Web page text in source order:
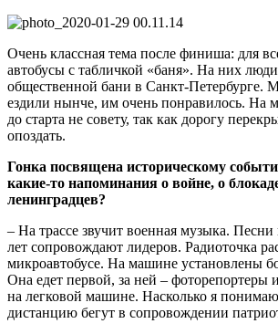
Очень классная тема после финиша: для
автобусы с табличкой «баня». На них
общественной бани в Санкт-Петербурге.
ездили нынче, им очень понравилось. На
до старта не совету, так как дорогу
опоздать.
Гонка посвящена историческому
какие-то напоминания о войне, о
ленинградцев?
– На трассе звучит военная музыка.
лет сопровождают лидеров. Радиоточка
микроавтобусе. На машине установлены
Она едет первой, за ней – фоторепортеры
на легковой машине. Насколько я
дистанцию бегут в сопровождении